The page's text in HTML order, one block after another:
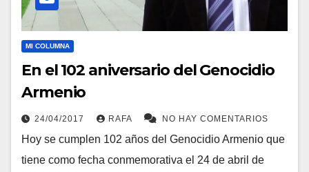
MI COLUMNA
En el 102 aniversario del Genocidio
Armenio
24/04/2017 RAFA NO HAY COMENTARIOS
Hoy se cumplen 102 años del Genocidio Armenio que
tiene como fecha conmemorativa el 24 de abril de